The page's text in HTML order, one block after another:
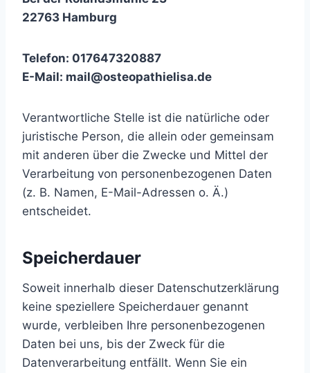
22763 Hamburg
Telefon: 017647320887
E-Mail: mail@osteopathielisa.de
Verantwortliche Stelle ist die natürliche oder
juristische Person, die allein oder gemeinsam
mit anderen über die Zwecke und Mittel der
Verarbeitung von personenbezogenen Daten
(z. B. Namen, E-Mail-Adressen o. Ä.)
entscheidet.
Speicherdauer
Soweit innerhalb dieser Datenschutzerklärung
keine speziellere Speicherdauer genannt
wurde, verbleiben Ihre personenbezogenen
Daten bei uns, bis der Zweck für die
Datenverarbeitung entfällt. Wenn Sie ein